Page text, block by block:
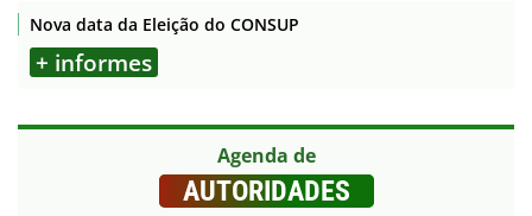
Nova data da Eleição do CONSUP
+ informes
Agenda de
AUTORIDADES